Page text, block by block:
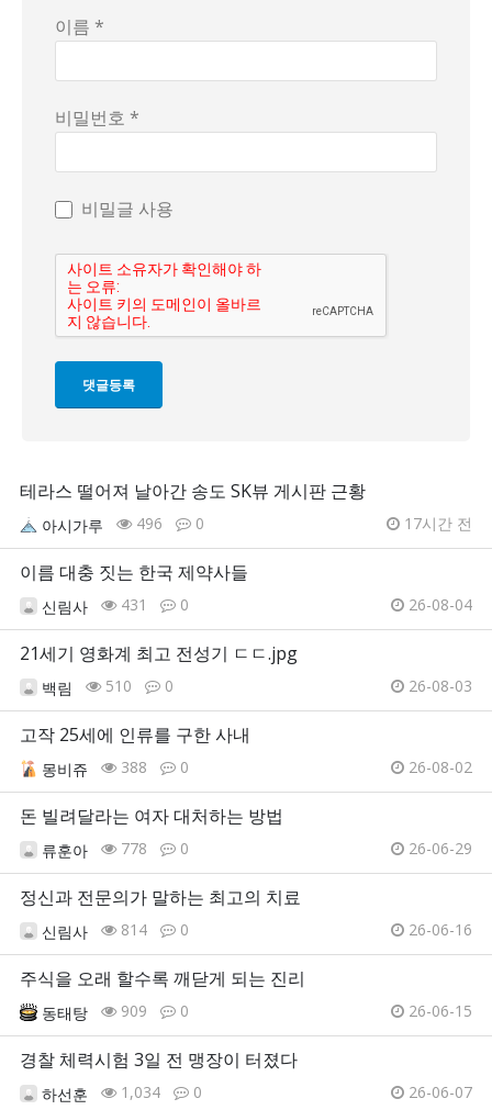
이름 *
비밀번호 *
비밀글 사용
테라스 떨어져 날아간 송도 SK뷰 게시판 근황
아시가루 496 0 17시간 전
이름 대충 짓는 한국 제약사들
신림사 431 0 26-08-04
21세기 영화계 최고 전성기 ㄷㄷ.jpg
백림 510 0 26-08-03
고작 25세에 인류를 구한 사내
몽비쥬 388 0 26-08-02
돈 빌려달라는 여자 대처하는 방법
류훈아 778 0 26-06-29
정신과 전문의가 말하는 최고의 치료
신림사 814 0 26-06-16
주식을 오래 할수록 깨닫게 되는 진리
동태탕 909 0 26-06-15
경찰 체력시험 3일 전 맹장이 터졌다
하선훈 1,034 0 26-06-07